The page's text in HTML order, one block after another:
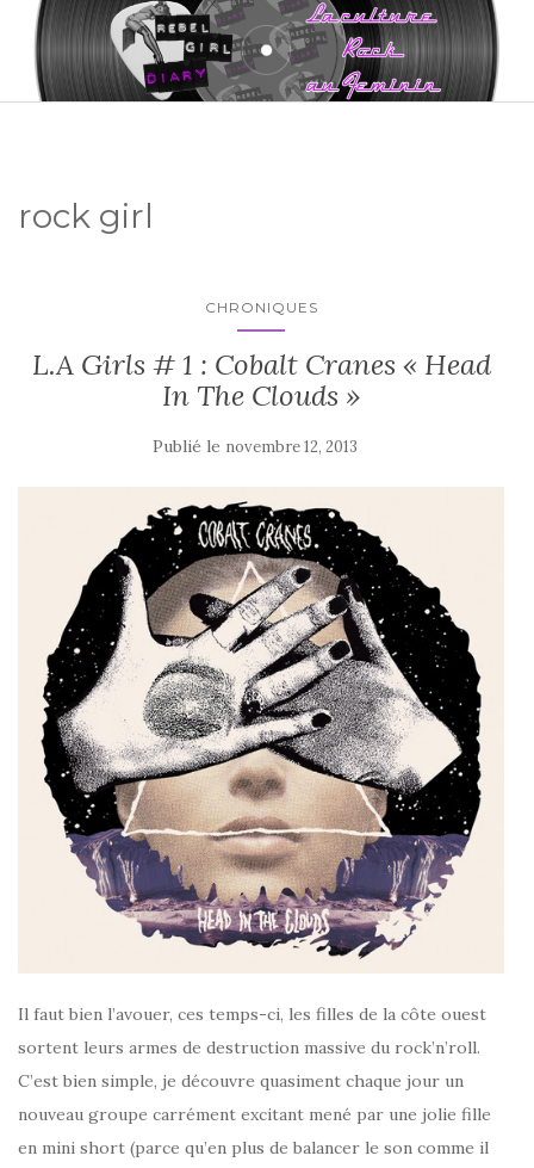
rock girl
CHRONIQUES
L.A Girls # 1 : Cobalt Cranes « Head
In The Clouds »
Publié le novembre 12, 2013
Il faut bien l’avouer, ces temps-ci, les filles de la côte ouest
sortent leurs armes de destruction massive du rock’n’roll.
C’est bien simple, je découvre quasiment chaque jour un
nouveau groupe carrément excitant mené par une jolie fille
en mini short (parce qu’en plus de balancer le son comme il